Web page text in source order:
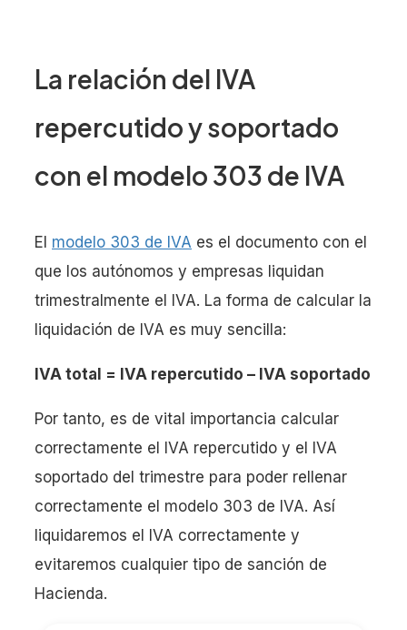
La relación del IVA
repercutido y soportado
con el modelo 303 de IVA
El modelo 303 de IVA es el documento con el
que los autónomos y empresas liquidan
trimestralmente el IVA. La forma de calcular la
liquidación de IVA es muy sencilla:
IVA total = IVA repercutido – IVA soportado
Por tanto, es de vital importancia calcular
correctamente el IVA repercutido y el IVA
soportado del trimestre para poder rellenar
correctamente el modelo 303 de IVA. Así
liquidaremos el IVA correctamente y
evitaremos cualquier tipo de sanción de
Hacienda.